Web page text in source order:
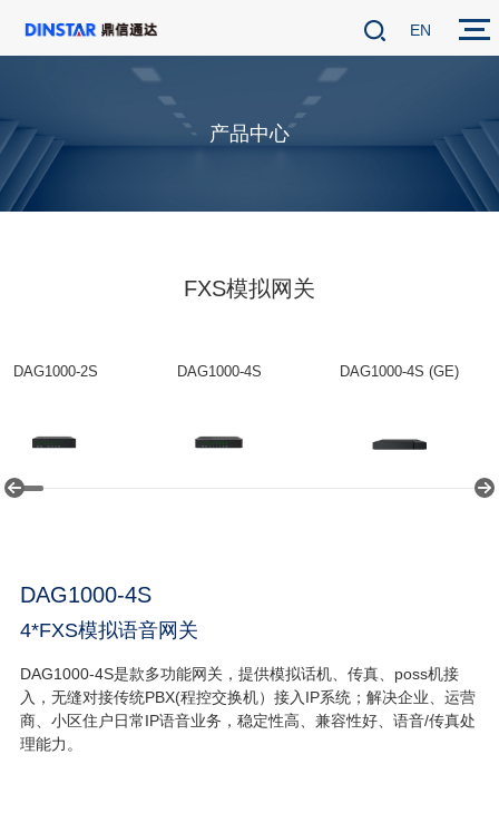
EN
产品中心
FXS模拟网关
DAG1000-2S DAG1000-4S DAG1000-4S (GE)
DAG1000-4S
4*FXS模拟语音网关
DAG1000-4S是款多功能网关，提供模拟话机、传真、poss机接
入，无缝对接传统PBX(程控交换机）接入IP系统；解决企业、运营
商、小区住户日常IP语音业务，稳定性高、兼容性好、语音/传真处
理能力。